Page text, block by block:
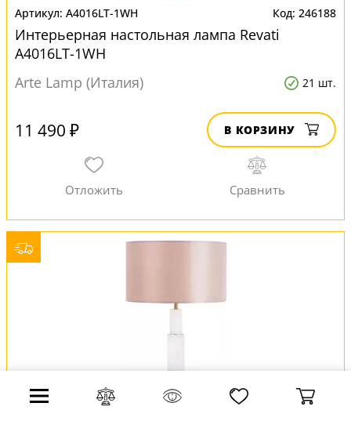
A4016LT-1WH 246188
Интерьерная настольная лампа Revati
A4016LT-1WH
Arte Lamp (Италия)
21 шт.
11 490 ₽ В КОРЗИНУ